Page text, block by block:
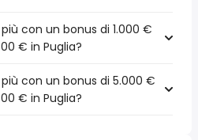
con un bonus di 1.000 €
€ in Puglia?
con un bonus di 5.000 €
€ in Puglia?